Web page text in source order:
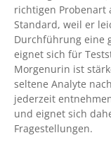
richtigen
Standard, weil er
Durchführung eine
eignet sich für
Morgenurin ist
seltene Analyte
jederzeit
und eignet sich
Fragestellungen.